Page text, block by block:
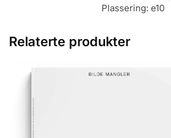
Plassering: e10
Relaterte produkter